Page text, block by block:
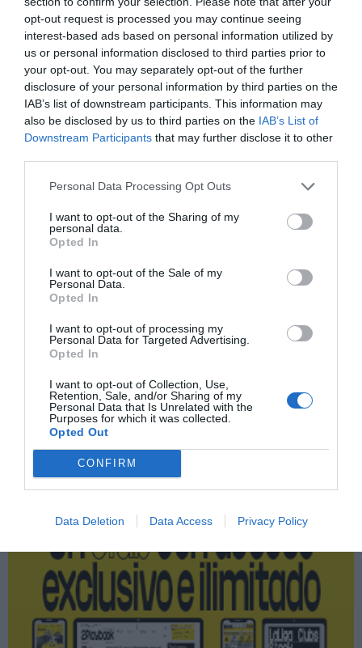
opt-out request is processed you may continue seeing
interest-based ads based on personal information utilized by
us or personal information disclosed to third parties prior to
your opt-out. You may separately opt-out of the further
disclosure of your personal information by third parties on the
IAB’s list of downstream participants. This information may
also be disclosed by us to third parties on the IAB’s List of
Downstream Participants that may further disclose it to other
Personal Data Processing Opt Outs
I want to opt-out of the Sharing of my
personal data.
Opted In
I want to opt-out of the Sale of my
Personal Data.
Opted In
I want to opt-out of processing my
Personal Data for Targeted Advertising.
Opted In
I want to opt-out of Collection, Use,
Retention, Sale, and/or Sharing of my
Personal Data that Is Unrelated with the
Purposes for which it was collected.
Opted Out
CONFIRM
Data Deletion Data Access Privacy Policy
driverque pilotó este crecimiento fue la venta de
producto al cliente final (B2C), un segmento que se ha
disparado desde el estallido de la pandemia y el inicio
de la cuarentena.
En concreto,el B2C facturó más del doble que en
el primer trimestre de 2020, con unas ventas totales
de 51,3 millones de euros. El home fitness y la venta
vía retailers y ecommerce ya representa un 40%, por el
15% que generaba en el primer trimestre de 2020. En
distribuidores para el público profesional se
resintieron un 18%, hasta 77,3 millones de euros.
Añadir2Playbookcomo fuente preferida de Google
de forma gratuita
Mantente informado con las últimas noticias de actualidad.
Compartir
Publicidad
2Playbook Club2P